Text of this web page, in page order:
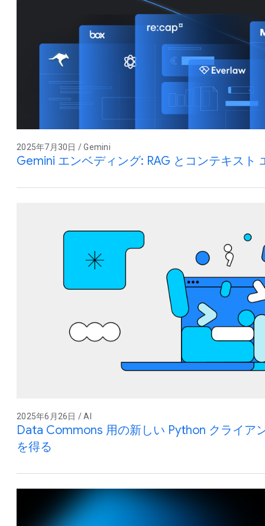
2025年7月30日 / Gemini
Gemini エンベディング: RAG とコンテキスト
2025年6月26日 / AI
Data Commons 用の新しい Python クライア
を得る